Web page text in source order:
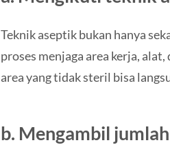
Teknik aseptik bukan hanya
proses menjaga area kerja,
area yang tidak steril bisa
b. Mengambil